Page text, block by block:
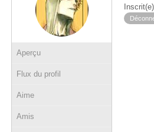
Aperçu
Flux du profil
Aime
Amis